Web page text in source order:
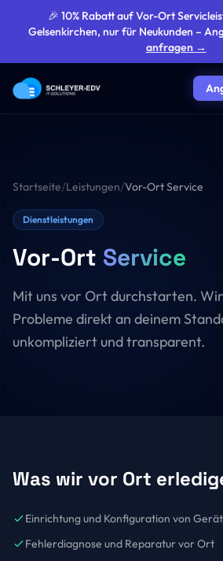
🎉 10% Rabatt auf Vor-Ort
Gelsenkirchen, nur für Neukunden –
anfragen →
Startseite/Leistungen/Vor-Ort Service
Dienstleistungen
Vor-Ort Service
Mit uns vor Ort durchstarten.
Probleme direkt an deinem
unkompliziert und transparent.
Was wir vor Ort
Einrichtung und Konfiguration von
Fehlerdiagnose und Reparatur vor Ort